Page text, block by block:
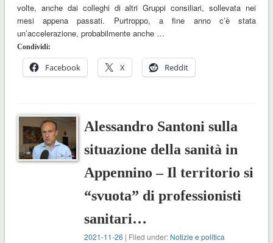
volte, anche dai colleghi di altri Gruppi consiliari, sollevata nei
mesi appena passati. Purtroppo, a fine anno c’è stata
un’accelerazione, probabilmente anche …
Condividi:
Facebook X Reddit
Alessandro Santoni sulla
situazione della sanità in
Appennino – Il territorio si
“svuota” di professionisti
sanitari…
2021-11-26 | Filed under: Notizie e politica